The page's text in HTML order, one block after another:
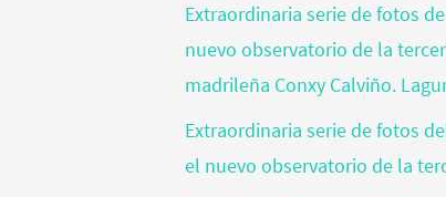
Extraordinaria serie de fotos
nuevo observatorio de la
madrileña Conxy Calviño.
Extraordinaria serie de fotos
el nuevo observatorio de la